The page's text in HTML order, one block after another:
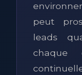
peut
leads
chaque